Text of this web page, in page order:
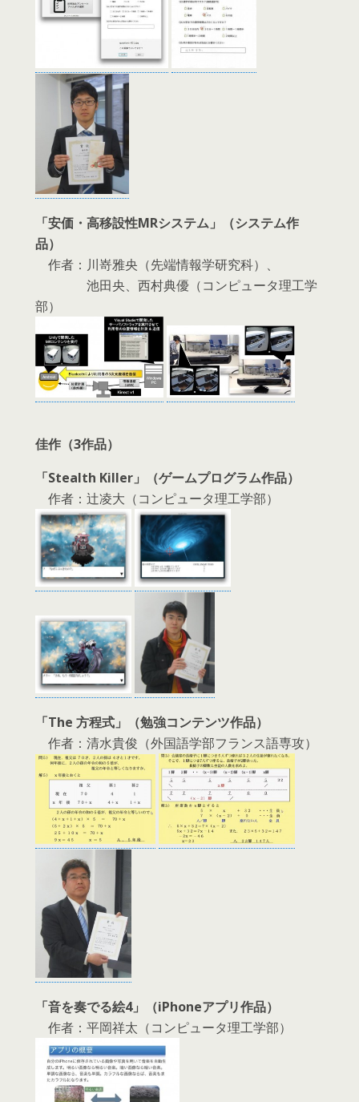
「安価・高移設性MRシステム」（システム作
品）
作者：川嵜雅央（先端情報学研究科）、
池田央、西村典優（コンピュータ理工学
部）
佳作（3作品）
「Stealth Killer」（ゲームプログラム作品）
作者：辻凌大（コンピュータ理工学部）
「The 方程式」（勉強コンテンツ作品）
作者：清水貴俊（外国語学部フランス語専攻）
「音を奏でる絵4」（iPhoneアプリ作品）
作者：平岡祥太（コンピュータ理工学部）